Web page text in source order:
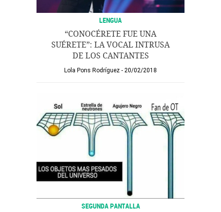
LENGUA
“CONOCÉRETE FUE UNA
SUÉRETE”: LA VOCAL INTRUSA
DE LOS CANTANTES
Lola Pons Rodríguez 20/02/2018
SEGUNDA PANTALLA